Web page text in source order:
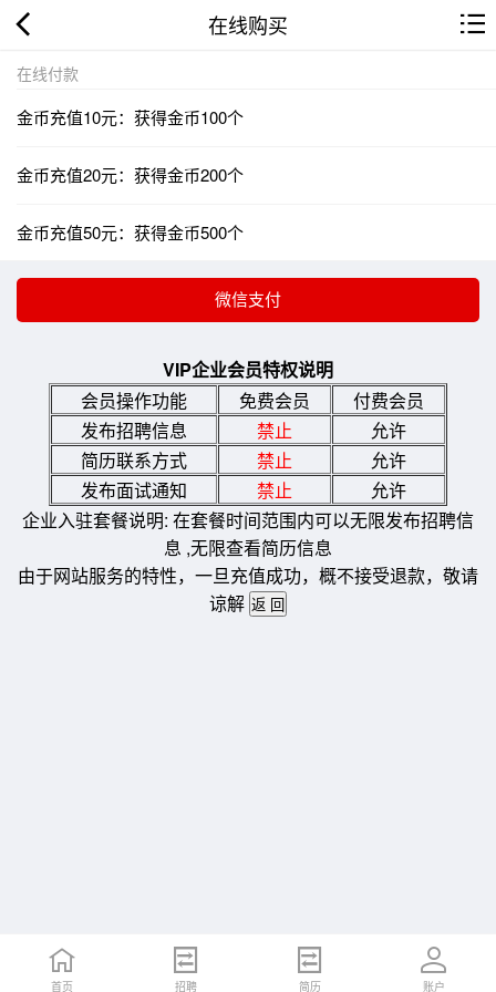
在线购买
在线付款
金币充值10元：获得金币100个
金币充值20元：获得金币200个
金币充值50元：获得金币500个
VIP企业会员特权说明
会员操作功能
免费会员
付费会员
发布招聘信息
禁止
允许
简历联系方式
禁止
允许
发布面试通知
禁止
允许
企业入驻套餐说明: 在套餐时间范围内可以无限发布招聘信
息 ,无限查看简历信息
由于网站服务的特性，一旦充值成功，概不接受退款，敬请
谅解
首页 招聘 简历 账户